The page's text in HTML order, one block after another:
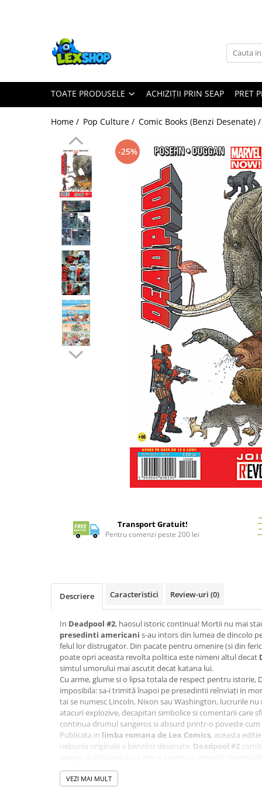
Toate Produsele
Board Games
Board Games
Extensii card games
Jocuri pentru toata familia
Party Games (jocuri de petrecere)
Jocuri pentru copii
Smart Games
Puzzle-uri logice
Jocuri cu miniaturi
Final Girl - solo game
Miniaturi Arkham Horror
Miniaturi HEROCLIX
Accesorii pentru boardgames
Merch Lex Hobby Store
Plusuri si papusi
Totoro/Kiki etc
TOATE PRODUSELE ACHIZIȚII PRIN SEAP PRET
Home / Pop Culture / Comic Books (Benzi Desenate) /
-25%
Transport Gratuit!
Pentru comenzi peste 200 lei
Descriere Caracteristici Review-uri (0)
In Deadpool #2, haosul istoric continua! Mortii nu mai
presedinti americani s-au intors din lumea de dincolo
felul lor distrugator. Din pacate pentru omenire (si din
poate opri aceasta revolta politica este nimeni altul decat
simtul umorului mai ascutit decat katana lui.
Cu arme, glume si o lipsa totala de respect pentru
imposibila: sa-i trimită înapoi pe presedintii reînviați in
tai se numesc Lincoln, Nixon sau Washington, lucrurile
atacuri explozive, decapitari simbolice si comentarii care
continua drumul sangeros si absurd printr-o poveste
Publicata in limba romana de Lex Comics, aceasta
nebunia originala a benzilor desenate. Deadpool #2
exclami in acelasi timp: „Ce tocmai am citit?”
Un capitol plin de actiune, ironie si replici legendare –
VEZI MAI MULT